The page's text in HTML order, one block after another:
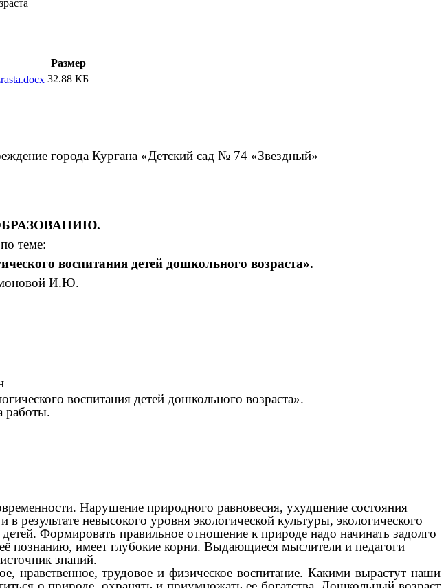
Размер
32.88 КБ
города Кургана «Детский сад № 74 «Звездный»
теме:
воспитания детей дошкольного возраста».
И.Ю.
воспитания детей дошкольного возраста».
работы.
Нарушение природного равновесия, ухудшение состояния
результате невысокого уровня экологической культуры, экологического
Формировать правильное отношение к природе надо начинать задолго
познанию, имеет глубокие корни. Выдающиеся мыслители и педагоги
знаний.
нравственное, трудовое и физическое воспитание. Какими вырастут наши